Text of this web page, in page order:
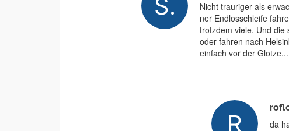
Nicht trauriger als
ner Endlosschleife
trotzdem viele. Und die
oder fahren nach
einfach vor der
da